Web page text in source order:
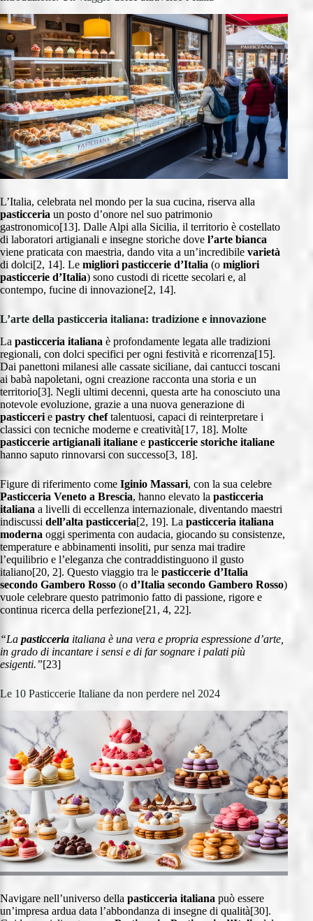
L’Italia, celebrata nel mondo per la sua cucina, riserva alla
pasticceria un posto d’onore nel suo patrimonio
gastronomico[13]. Dalle Alpi alla Sicilia, il territorio è costellato
di laboratori artigianali e insegne storiche dove l’arte bianca
viene praticata con maestria, dando vita a un’incredibile varietà
di dolci[2, 14]. Le migliori pasticcerie d’Italia (o migliori
pasticcerie d’Italia) sono custodi di ricette secolari e, al
contempo, fucine di innovazione[2, 14].
L’arte della pasticceria italiana: tradizione e innovazione
La pasticceria italiana è profondamente legata alle tradizioni
regionali, con dolci specifici per ogni festività e ricorrenza[15].
Dai panettoni milanesi alle cassate siciliane, dai cantucci toscani
ai babà napoletani, ogni creazione racconta una storia e un
territorio[3]. Negli ultimi decenni, questa arte ha conosciuto una
notevole evoluzione, grazie a una nuova generazione di
pasticceri e pastry cheftalentuosi, capaci di reinterpretare i
classici con tecniche moderne e creatività[17, 18]. Molte
pasticcerie artigianali italiane e pasticcerie storiche italiane
hanno saputo rinnovarsi con successo[3, 18].
Figure di riferimento come Iginio Massari, con la sua celebre
Pasticceria Veneto a Brescia, hanno elevato la pasticceria
italiana a livelli di eccellenza internazionale, diventando maestri
indiscussi dell’alta pasticceria[2, 19]. La pasticceria italiana
moderna oggi sperimenta con audacia, giocando su consistenze,
temperature e abbinamenti insoliti, pur senza mai tradire
l’equilibrio e l’eleganza che contraddistinguono il gusto
italiano[20, 2]. Questo viaggio tra le pasticcerie d’Italia
secondo Gambero Rosso (o d’Italia secondo Gambero Rosso)
vuole celebrare questo patrimonio fatto di passione, rigore e
continua ricerca della perfezione[21, 4, 22].
“La pasticceria italiana è una vera e propria espressione d’arte,
in grado di incantare i sensi e di far sognare i palati più
esigenti.”[23]
Le 10 Pasticcerie Italiane da non perdere nel 2024
Navigare nell’universo della pasticceria italiana può essere
un’impresa ardua data l’abbondanza di insegne di qualità[30].